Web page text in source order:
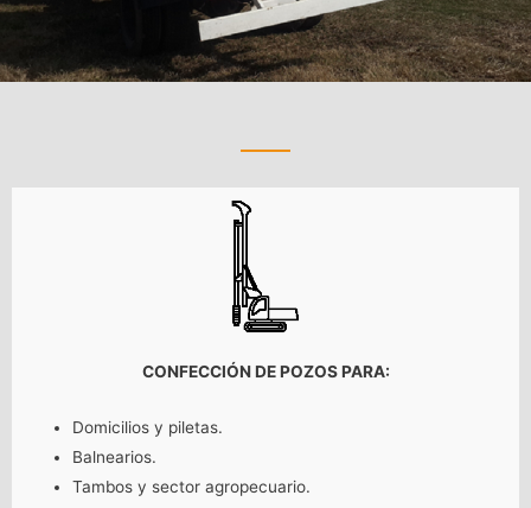
CONFECCIÓN DE POZOS PARA:
Domicilios y piletas.
Balnearios.
Tambos y sector agropecuario.